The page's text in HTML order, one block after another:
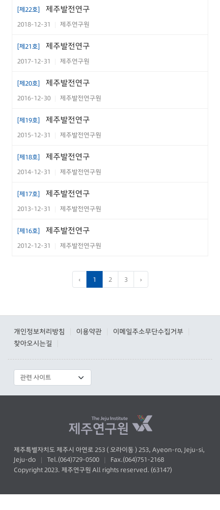
[제22호] 제주발전연구
2018-12-31 제주연구원
[제21호] 제주발전연구
2017-12-31 제주연구원
[제20호] 제주발전연구
2016-12-30 제주발전연구원
[제19호] 제주발전연구
2015-12-31 제주발전연구원
[제18호] 제주발전연구
2014-12-31 제주발전연구원
[제17호] 제주발전연구
2013-12-31 제주발전연구원
[제16호] 제주발전연구
2012-12-31 제주발전연구원
‹ 1 2 3 ›
개인정보처리방침 이용약관 이메일주소무단수집거부
찾아오시는길
제주특별자치도 제주시 아연로 253 ( 오라이동 ) 253, Ayeon-ro, Jeju-si,
Jeju-do
Tel.(064)729-0500
Fax.(064)751-2168
Copyright 2023. 제주연구원 All rights reserved. (63147)